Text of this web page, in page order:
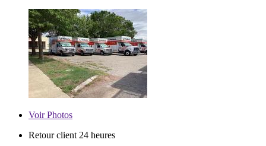
VoirPhotos
Retour client 24 heures